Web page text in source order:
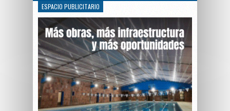
ESPACIO PUBLICITARIO